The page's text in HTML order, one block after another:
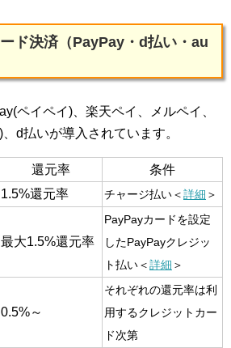
ド決済（PayPay・d払い・au
ペイペイ)、楽天ペイ、メルペイ、
d払いが導入されています。
還元率
条件
1.5%還元率 チャージ払い＜詳細 ＞
最大1.5%還元率
PayPayカードを設定
したPayPayクレジッ
ト払い＜詳細 ＞
0.5%～
それぞれの還元率は利
用するクレジットカー
ド次第